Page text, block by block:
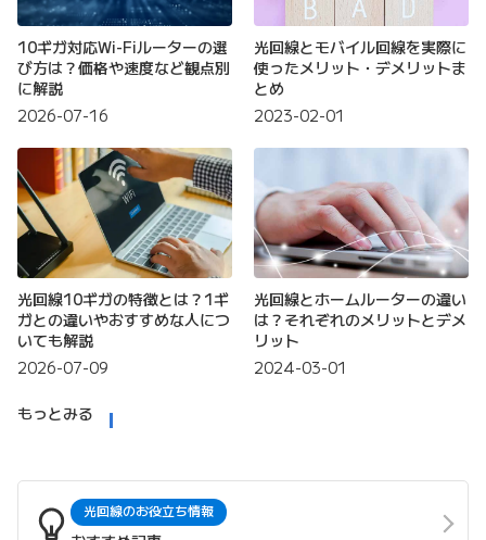
10ギガ対応Wi-Fiルーターの選
び方は？価格や速度など観点別
に解説
2026-07-16
光回線とモバイル回線を実際に
使ったメリット・デメリットま
とめ
2023-02-01
光回線10ギガの特徴とは？1ギ
ガとの違いやおすすめな人につ
いても解説
2026-07-09
光回線とホームルーターの違い
は？それぞれのメリットとデメ
リット
2024-03-01
もっとみる
光回線のお役立ち情報